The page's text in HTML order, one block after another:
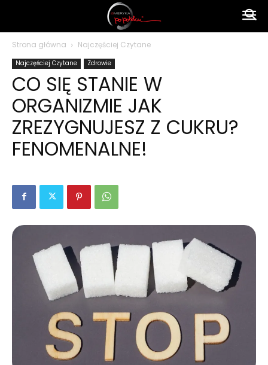
polsku
Strona główna Najczęściej Czytane
Najczęściej Czytane Zdrowie
CO SIĘ STANIE W
ORGANIZMIE JAK
ZREZYGNUJESZ Z CUKRU?
FENOMENALNE!